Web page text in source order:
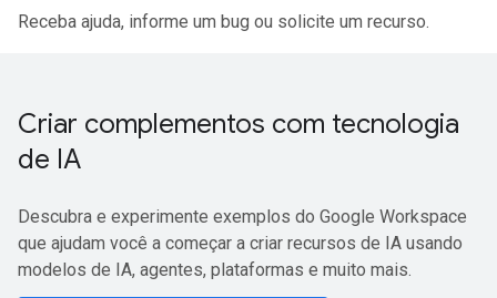
Receba ajuda, informe um bug ou solicite um recurso.
Criar complementos com tecnologia
de IA
Descubra e experimente exemplos do Google Workspace
que ajudam você a começar a criar recursos de IA usando
modelos de IA, agentes, plataformas e muito mais.